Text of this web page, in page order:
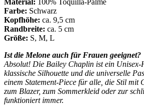
Farbe: Schwarz
Kopfhöhe: ca. 9,5 cm
Randbreite: ca. 5 cm
Größe: S, M, L
Ist die Melone auch für Frauen geeignet?
Absolut! Die Bailey Chaplin ist ein Unisex-
klassische Silhouette und die universelle
einem Statement-Piece für alle, die Stil mit
zum Blazer, zum Sommerkleid oder zur
funktioniert immer.